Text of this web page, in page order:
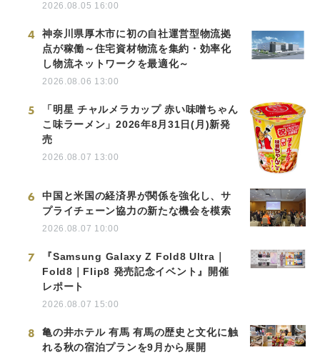
2026.08.05 16:00
4
神奈川県厚木市に初の自社運営型物流拠
点が稼働～住宅資材物流を集約・効率化
し物流ネットワークを最適化～
2026.08.06 13:00
5
「明星 チャルメラカップ 赤い味噌ちゃん
こ味ラーメン」2026年8月31日(月)新発
売
2026.08.07 13:00
6
中国と米国の経済界が関係を強化し、サ
プライチェーン協力の新たな機会を模索
2026.08.07 10:00
7
『Samsung Galaxy Z Fold8 Ultra｜
Fold8｜Flip8 発売記念イベント』開催
レポート
2026.08.07 15:00
8
亀の井ホテル 有馬 有馬の歴史と文化に触
れる秋の宿泊プランを9月から展開